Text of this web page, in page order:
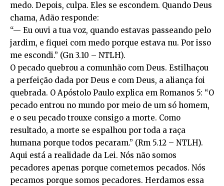
medo. Depois, culpa. Eles se escondem. Quando Deus
chama, Adão responde:
“— Eu ouvi a tua voz, quando estavas passeando pelo
jardim, e fiquei com medo porque estava nu. Por isso
me escondi.” (Gn 3.10 – NTLH).
O pecado quebrou a comunhão com Deus. Estilhaçou
a perfeição dada por Deus e com Deus, a aliança foi
quebrada. O Apóstolo Paulo explica em Romanos 5: “O
pecado entrou no mundo por meio de um só homem,
e o seu pecado trouxe consigo a morte. Como
resultado, a morte se espalhou por toda a raça
humana porque todos pecaram.” (Rm 5.12 – NTLH).
Aqui está a realidade da Lei. Nós não somos
pecadores apenas porque cometemos pecados. Nós
pecamos porque somos pecadores. Herdamos essa